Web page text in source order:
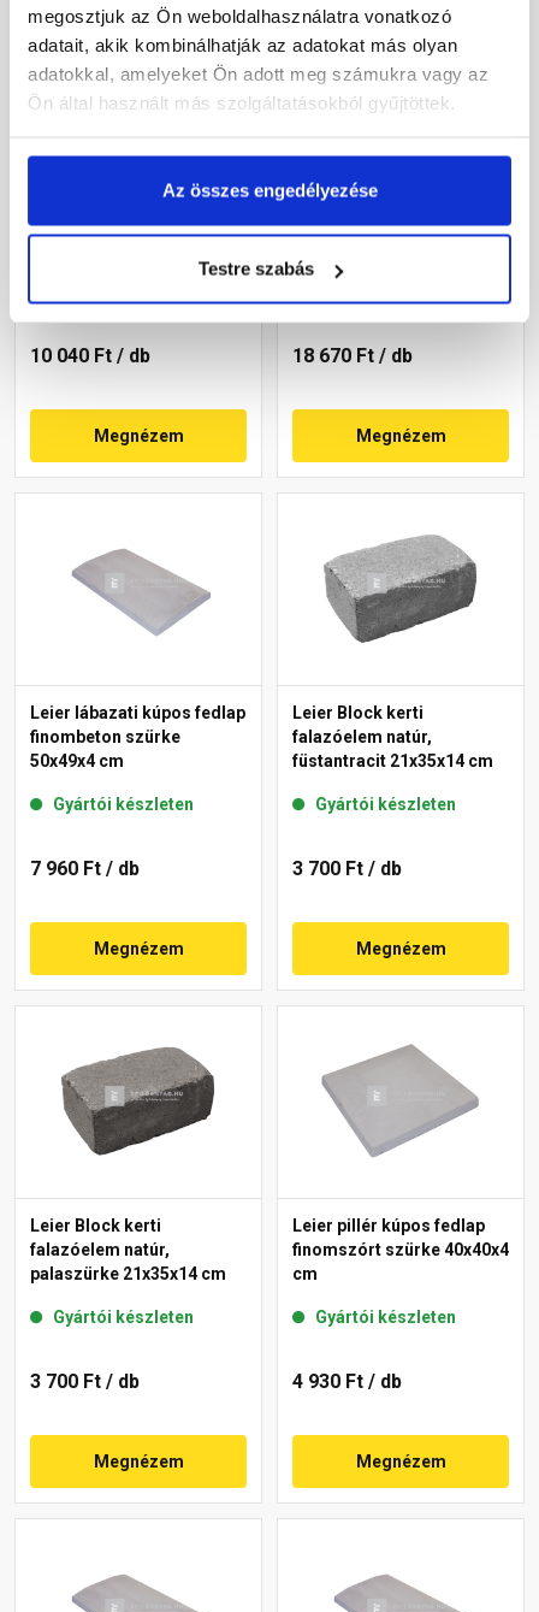
megosztjuk az Ön weboldalhasználatra vonatkozó
adatait, akik kombinálhatják az adatokat más olyan
adatokkal, amelyeket Ön adott meg számukra vagy az
Ön által használt más szolgáltatásokból gyűjtöttek.
Az összes engedélyezése
Testre szabás
Semmelrock Bradstone
Travero kerítéselem
melírozott 20x40x15 cm
10 040 Ft / db
Megnézem
Leier Castrum
Pillérkorona, négy oldalon
falhoz
18 670 Ft / db
Megnézem
Leier lábazati kúpos fedlap
finombeton szürke
50x49x4 cm
Gyártói készleten
7 960 Ft / db
Megnézem
Leier Block kerti
falazóelem natúr,
füstantracit 21x35x14 cm
Gyártói készleten
3 700 Ft / db
Megnézem
Leier Block kerti
falazóelem natúr,
palaszürke 21x35x14 cm
Gyártói készleten
3 700 Ft / db
Megnézem
Leier pillér kúpos fedlap
finomszórt szürke 40x40x4
cm
Gyártói készleten
4 930 Ft / db
Megnézem